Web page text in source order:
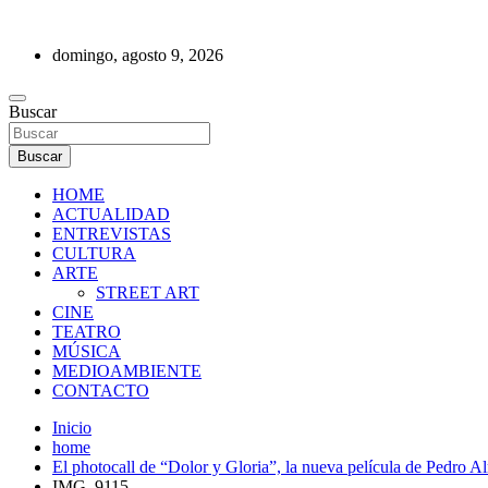
contenidodomingo, agosto 9, 2026
REVISTA DE PRENSA
Buscar
Buscar
HOME
ACTUALIDAD
ENTREVISTAS
CULTURA
ARTE
STREET ART
CINE
TEATRO
MÚSICA
MEDIOAMBIENTE
CONTACTO
Inicio
home
El photocall de “Dolor y Gloria”, la nueva película de Pedro